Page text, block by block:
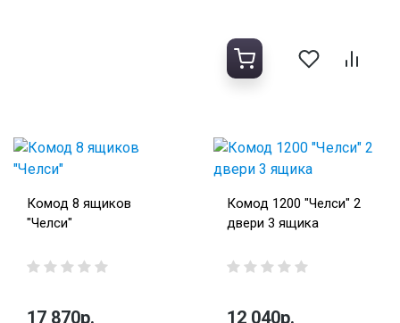
Комод 8 ящиков
"Челси"
17 870р.
Комод 1200 "Челси" 2
двери 3 ящика
12 040р.